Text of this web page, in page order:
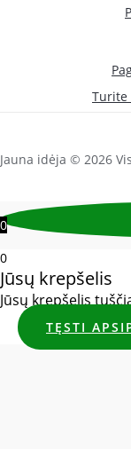
Turite
Jauna idėja © 2026
0
0
Jūsų krepšelis
Jūsų krepšelis
TĘSTI